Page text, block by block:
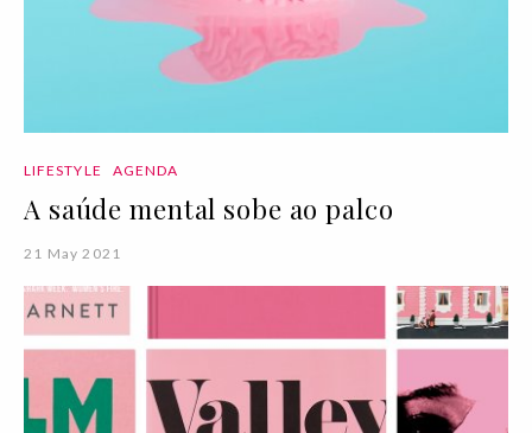
LIFESTYLE AGENDA
A saúde mental sobe ao palco
21 May 2021